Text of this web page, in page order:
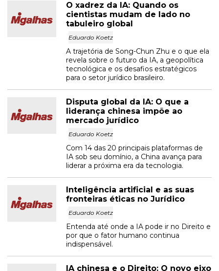
O xadrez da IA: Quando os
cientistas mudam de lado no
tabuleiro global
Eduardo Koetz
A trajetória de Song-Chun Zhu e o que ela
revela sobre o futuro da IA, a geopolítica
tecnológica e os desafios estratégicos
para o setor jurídico brasileiro.
Disputa global da IA: O que a
liderança chinesa impõe ao
mercado jurídico
Eduardo Koetz
Com 14 das 20 principais plataformas de
IA sob seu domínio, a China avança para
liderar a próxima era da tecnologia.
Inteligência artificial e as suas
fronteiras éticas no Jurídico
Eduardo Koetz
Entenda até onde a IA pode ir no Direito e
por que o fator humano continua
indispensável.
IA chinesa e o Direito: O novo eixo